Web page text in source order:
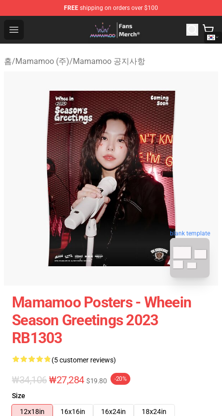
FREE shipping on orders over $100
Open menu
Mamamoo Store - Official Mamamoo Merchandise Shop
홈/Mamamoo (주)/Mamamoo 공지사항
blank template
Mamamoo Posters - Wheein
Season Greetings 2023
RB1303
(5 customer reviews)
₩34,106₩27,284 $19.80 -20%
Size
12x18in
16x16in 16x24in 18x24in